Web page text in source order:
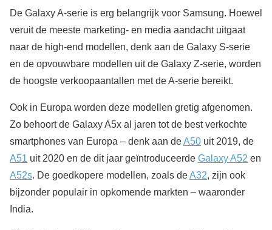
De Galaxy A-serie is erg belangrijk voor Samsung. Hoewel
veruit de meeste marketing- en media aandacht uitgaat
naar de high-end modellen, denk aan de Galaxy S-serie
en de opvouwbare modellen uit de Galaxy Z-serie, worden
de hoogste verkoopaantallen met de A-serie bereikt.
Ook in Europa worden deze modellen gretig afgenomen.
Zo behoort de Galaxy A5x al jaren tot de best verkochte
smartphones van Europa – denk aan deA50 uit 2019, de
A51 uit 2020 en de dit jaar geïntroduceerde Galaxy A52 en
A52s. De goedkopere modellen, zoals deA32, zijn ook
bijzonder populair in opkomende markten – waaronder
India.